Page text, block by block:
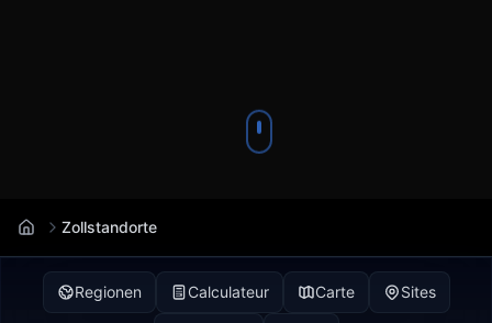
Zollstandorte
Regionen Calculateur Carte Sites